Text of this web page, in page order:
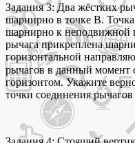
Задания 3: Два жёстких
шарнирно в точке B.
шарнирно к неподвижной
рычага прикреплена
горизонтальной
рычагов в данный момент
горизонтом. Укажите
точки соединения